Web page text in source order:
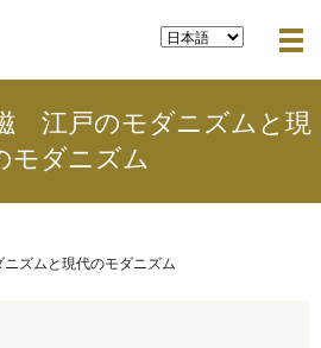
江戸のモダニズムと現
モダニズム
ズムと現代のモダニズム